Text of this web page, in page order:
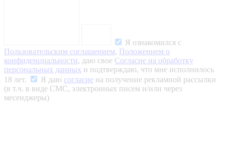
Я ознакомился с
Пользовательским соглашением, Положением о
конфиденциальности, даю свое Согласие на обработку
персональных данных и подтверждаю, что мне исполнилось
18 лет.
Я даю согласие на получение рекламной рассылки
(в т.ч. в виде СМС, электронных писем и/или через
месенджеры)